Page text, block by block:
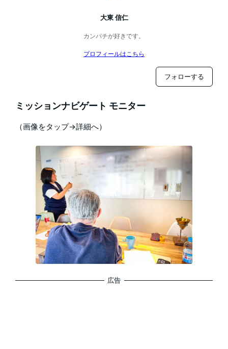
大東 信仁
カンパチが好きです。
プロフィールはこちら
フォローする
ミッションナビゲート モニター
（画像をタップ→詳細へ）
広告